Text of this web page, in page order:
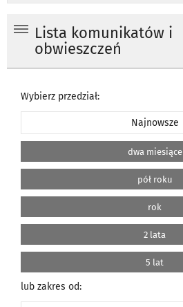
Lista komunikatów i
obwieszczeń
Wybierz przedział:
Najnowsze
dwa miesiące
pół roku
rok
2 lata
5 lat
lub zakres od: